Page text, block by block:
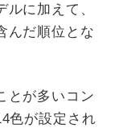
に加えて、
んだ順位とな
とが多いコン
色が設定され